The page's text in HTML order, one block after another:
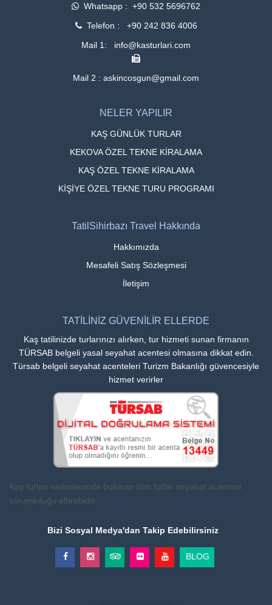
Whatsapp : +90 532 5696762
Telefon : +90 242 836 4006
Mail 1: info@kasturlari.com
Mail 2 : askincosgun@gmail.com
NELER YAPILIR
KAŞ GÜNLÜK TURLAR
KEKOVA ÖZEL TEKNE KİRALAMA
KAŞ ÖZEL TEKNE KİRALAMA
KİŞİYE ÖZEL TEKNE TURU PROGRAMI
TatilSihirbazı Travel Hakkında
Hakkımızda
Mesafeli Satış Sözleşmesi
İletişim
TATİLİNİZ GÜVENİLİR ELLERDE
Kaş tatilinizde turlarınızı alırken, tur hizmeti sunan firmanın
TÜRSAB belgeli yasal seyahat acentesi olmasına dikkat edin.
Türsab belgeli seyahat acenteleri Turizm Bakanlığı güvencesiyle
hizmet verirler
Kaş turları websitesinde bulunan tüm turlar seyahat acentesi
sorumluluğu altındadır.
Bizi Sosyal Medya'dan Takip Edebilirsiniz
BLOG